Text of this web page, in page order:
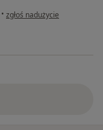
• w opinii użytkownika
zgłoś nadużycie